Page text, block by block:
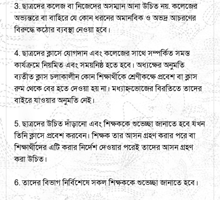
3. ছাত্রদের কলেজ বা নিজেদের অসম্মান আনা উচিত নয়. কলেজের
অভ্যন্তরে বা বাহিরে যে কোন ধরনের অমানবিক ও অভদ্র আচরণের
বিরুদ্ধে কঠোর ব্যবস্থা নেওয়া হবে।
4. ছাত্রদের ক্লাসে যোগদান এবং কলেজের সাথে সম্পর্কিত সমস্ত
কার্যক্রমে নিয়মিত এবং সময়নিষ্ঠ হতে হবে। অধ্যক্ষের অনুমতি
ব্যতীত ক্লাস চলাকালীন কোন শিক্ষার্থীকে শ্রেণীকক্ষে প্রবেশ বা ক্লাস
রুম থেকে বের হতে দেওয়া হয় না। মধ্যাহ্নভোজের বিরতিতে তাদের
বাইরে যাওয়ার অনুমতি নেই।
5. ছাত্রদের উচিত দাঁড়ানো এবং শিক্ষককে শুভেচ্ছা জানাতে হবে যখন
তিনি ক্লাসে প্রবেশ করবেন। শিক্ষক তার আসন গ্রহণ করার পরে বা
শিক্ষার্থীদের এটি করার নির্দেশ দেওয়ার পরেই তাদের আসন গ্রহণ
করা উচিত।
6. তাদের বিভাগ নির্বিশেষে সকল শিক্ষককে শুভেচ্ছা জানাতে হবে।